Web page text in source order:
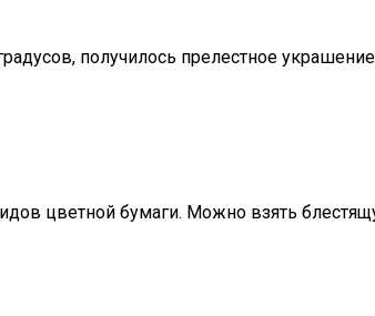
получилось прелестное
цветной бумаги. Можно взять